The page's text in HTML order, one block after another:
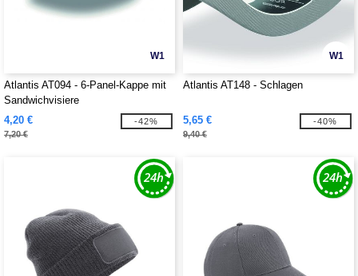
W1
Atlantis AT094 - 6-Panel-Kappe mit
Sandwichvisiere
4,20 €
7,20 €
-42%
W1
Atlantis AT148 - Schlagen
5,65 €
9,40 €
-40%